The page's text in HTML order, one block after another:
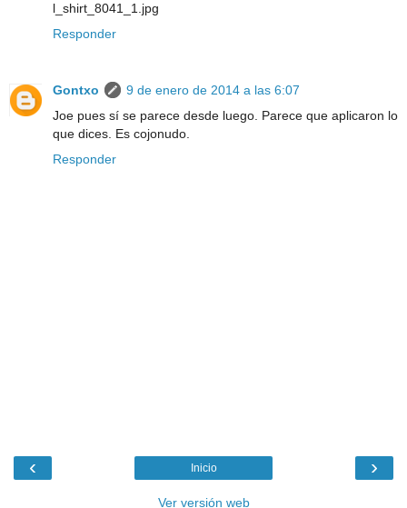
l_shirt_8041_1.jpg
Responder
Gontxo
9 de enero de 2014 a las 6:07
Joe pues sí se parece desde luego. Parece que aplicaron lo
que dices. Es cojonudo.
Responder
‹ ›
Inicio
Ver versión web